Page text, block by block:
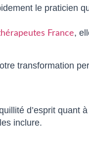
le praticien
France,
transformation
d’esprit quant
inclure.